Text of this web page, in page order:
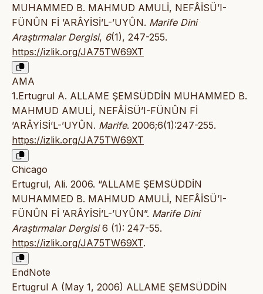
MUHAMMED B. MAHMUD AMULİ, NEFÂİSÜ’I-
FÜNÛN Fİ ’ARÂYİSİ’L-’UYÛN. Marife Dini
Araştırmalar Dergisi, 6(1), 247-255.
https://izlik.org/JA75TW69XT
AMA
1.Ertugrul A. ALLAME ŞEMSÜDDİN MUHAMMED B.
MAHMUD AMULİ, NEFÂİSÜ’I-FÜNÛN Fİ
’ARÂYİSİ’L-’UYÛN. Marife. 2006;6(1):247-255.
https://izlik.org/JA75TW69XT
Chicago
Ertugrul, Ali. 2006. “ALLAME ŞEMSÜDDİN
MUHAMMED B. MAHMUD AMULİ, NEFÂİSÜ’I-
FÜNÛN Fİ ’ARÂYİSİ’L-’UYÛN”. Marife Dini
Araştırmalar Dergisi6 (1): 247-55.
https://izlik.org/JA75TW69XT.
EndNote
Ertugrul A (May 1, 2006) ALLAME ŞEMSÜDDİN